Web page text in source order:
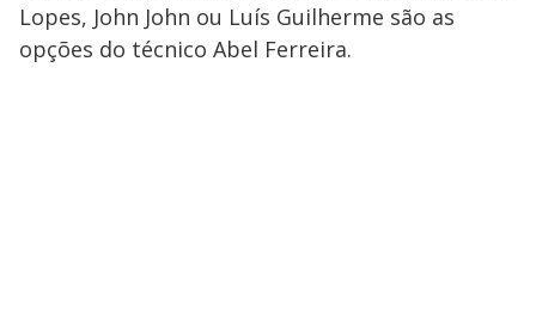
Lopes, John John ou Luís Guilherme são as
opções do técnico Abel Ferreira.